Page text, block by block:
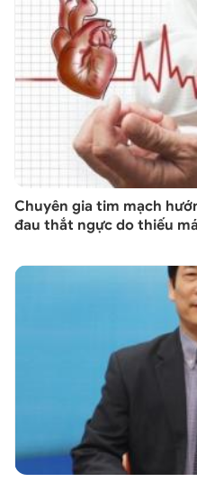
Chuyên gia tim mạch
đau thắt ngực do thiếu